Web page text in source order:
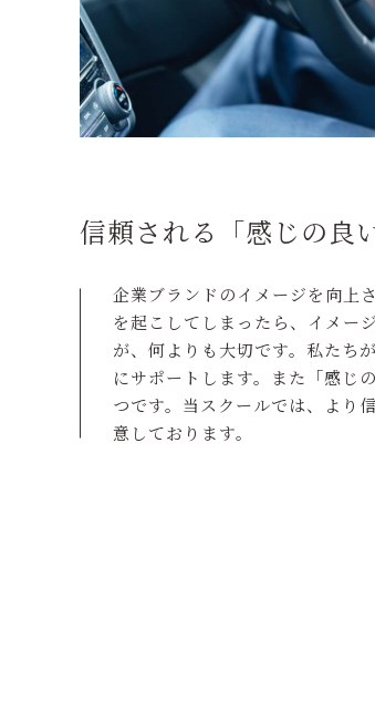
信頼される「感じの良
企業ブランドのイメージを向上
を起こしてしまったら、イメー
が、何よりも大切です。私たち
にサポートします。また「感じ
つです。当スクールでは、より
意しております。